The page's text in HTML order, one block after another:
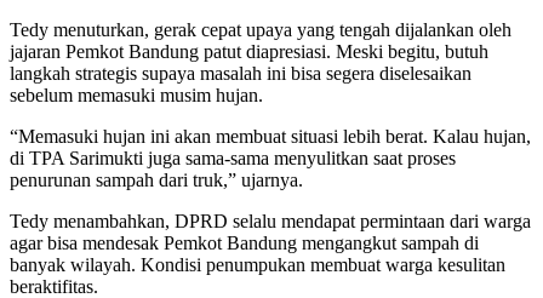
Tedy menuturkan, gerak cepat upaya yang tengah dijalankan oleh
jajaran Pemkot Bandung patut diapresiasi. Meski begitu, butuh
langkah strategis supaya masalah ini bisa segera diselesaikan
sebelum memasuki musim hujan.
“Memasuki hujan ini akan membuat situasi lebih berat. Kalau hujan,
di TPA Sarimukti juga sama-sama menyulitkan saat proses
penurunan sampah dari truk,” ujarnya.
Tedy menambahkan, DPRD selalu mendapat permintaan dari warga
agar bisa mendesak Pemkot Bandung mengangkut sampah di
banyak wilayah. Kondisi penumpukan membuat warga kesulitan
beraktifitas.